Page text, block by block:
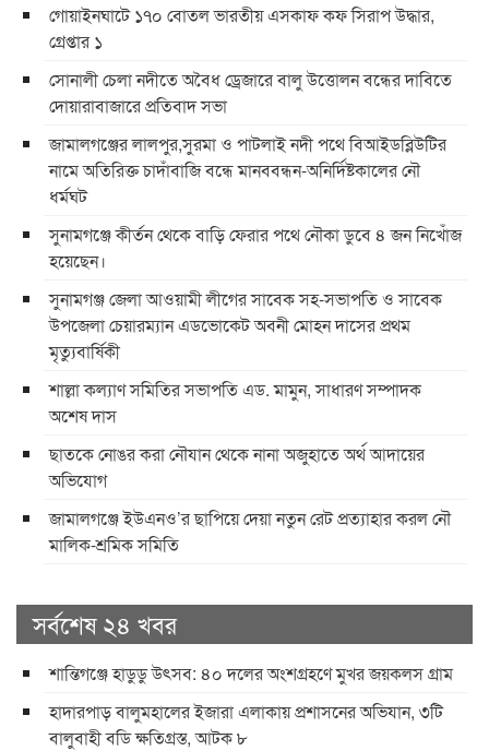
গোয়াইনঘাটে ১৭০ বোতল ভারতীয় এসকাফ কফ সিরাপ উদ্ধার,
গ্রেপ্তার ১
সোনালী চেলা নদীতে অবৈধ ড্রেজারে বালু উত্তোলন বন্ধের দাবিতে
দোয়ারাবাজারে প্রতিবাদ সভা
জামালগঞ্জের লালপুর,সুরমা ও পাটলাই নদী পথে বিআইডব্লিউটির
নামে অতিরিক্ত চাদাঁবাজি বন্ধে মানববন্ধন-অনির্দিষ্টকালের নৌ
ধর্মঘট
সুনামগঞ্জে কীর্তন থেকে বাড়ি ফেরার পথে নৌকা ডুবে ৪ জন নিখোঁজ
হয়েছেন।
সুনামগঞ্জ জেলা আওয়ামী লীগের সাবেক সহ-সভাপতি ও সাবেক
উপজেলা চেয়ারম্যান এডভোকেট অবনী মোহন দাসের প্রথম
মৃত্যুবার্ষিকী
শাল্লা কল্যাণ সমিতির সভাপতি এড. মামুন, সাধারণ সম্পাদক
অশেষ দাস
ছাতকে নোঙর করা নৌযান থেকে নানা অজুহাতে অর্থ আদায়ের
অভিযোগ
জামালগঞ্জে ইউএনও’র ছাপিয়ে দেয়া নতুন রেট প্রত্যাহার করল নৌ
মালিক-শ্রমিক সমিতি
সর্বশেষ ২৪ খবর
শান্তিগঞ্জে হাডুডু উৎসব: ৪০ দলের অংশগ্রহণে মুখর জয়কলস গ্রাম
হাদারপাড় বালুমহালের ইজারা এলাকায় প্রশাসনের অভিযান, ৩টি
বালুবাহী বডি ক্ষতিগ্রস্ত, আটক ৮